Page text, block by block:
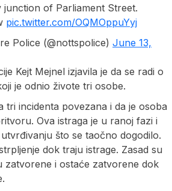
junction of Parliament Street.
pic.twitter.com/OQMOppuYyj
Police (@nottspolice) June 13,
Kejt Mejnel izjavila je da se radi o
je odnio živote tri osobe.
tri incidenta povezana i da je osoba
Ova istraga je u ranoj fazi i
što se taočno dogodilo.
dok traju istrage. Zasad su
zatvorene i ostaće zatvorene dok